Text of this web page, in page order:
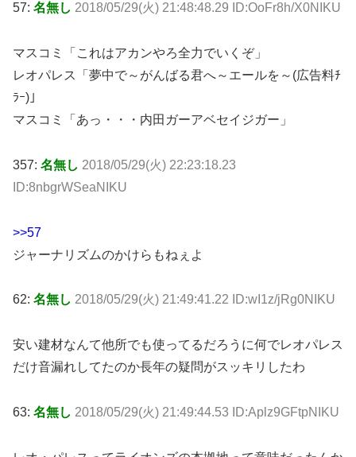
57: 名無し 2018/05/29(火) 21:48:48.29 ID:OoFr8h/X0NIKU
マスコミ「これはアカンやろ全力でいくぞ」
レオパレス「夢中で～がんばる君へ～エールを～(広告料ﾁ
ﾗｰ)」
マスコミ「あっ・・・内田ガーアベセイジガー」
357: 名無し 2018/05/29(火) 22:23:18.23
ID:8nbgrWSeaNIKU
>>57
ジャーナリズムのかけらもねぇよ
62: 名無し 2018/05/29(火) 21:49:41.22 ID:wI1z/jRg0NIKU
安い建材なんて他所でも使ってるだろうに何でレオパレス
だけ音漏れしてたのか長年の疑問がスッキリしたわ
63: 名無し 2018/05/29(火) 21:49:44.53 ID:Aplz9GFtpNIKU